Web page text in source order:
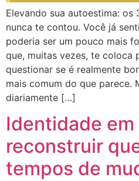
Elevando sua autoestima: os
nunca te contou. Você já
poderia ser um pouco mais
que, muitas vezes, te coloca
questionar se é realmente
mais comum do que parece.
diariamente […]
Identidade
reconstruir
tempos de